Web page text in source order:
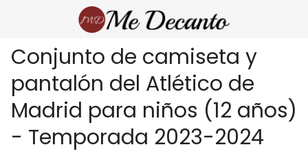
Conjunto de camiseta y
pantalón del Atlético de
Madrid para niños (12 años)
- Temporada 2023-2024